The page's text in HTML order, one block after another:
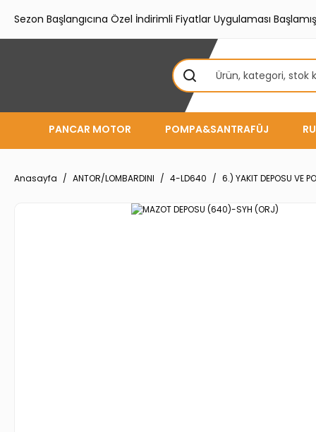
Sezon Başlangıcına Özel İndirimli Fiyatlar Uygulaması
PANCAR MOTOR POMPA&SANTRAFÜJ
Anasayfa ANTOR/LOMBARDINI 4-LD640 6.) YAKIT DEPOSU VE